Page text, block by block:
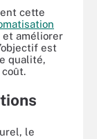
cette
et améliorer
est
qualité,
le